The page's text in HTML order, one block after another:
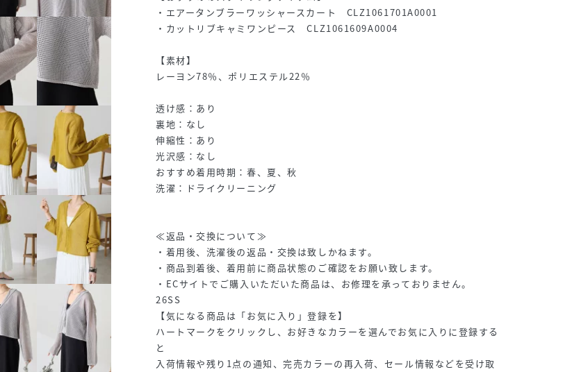
・エアータンブラーワッシャースカート CLZ1061701A0001
・カットリブキャミワンピース CLZ1061609A0004
【素材】
レーヨン78％、ポリエステル22％
透け感：あり
裏地：なし
伸縮性：あり
光沢感：なし
おすすめ着用時期：春、夏、秋
洗濯：ドライクリーニング
≪返品・交換について≫
・着用後、洗濯後の返品・交換は致しかねます。
・商品到着後、着用前に商品状態のご確認をお願い致します。
・ECサイトでご購入いただいた商品は、お修理を承っておりません。
26SS
【気になる商品は「お気に入り」登録を】
ハートマークをクリックし、お好きなカラーを選んでお気に入りに登録する
と
入荷情報や残り1点の通知、完売カラーの再入荷、セール情報などを受け取